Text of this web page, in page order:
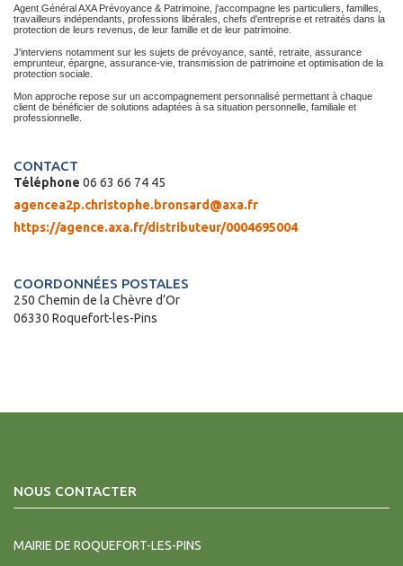
Agent Général AXA Prévoyance & Patrimoine, j'accompagne les particuliers, familles,
travailleurs indépendants, professions libérales, chefs d'entreprise et retraités dans la
protection de leurs revenus, de leur famille et de leur patrimoine.
J'interviens notamment sur les sujets de prévoyance, santé, retraite, assurance
emprunteur, épargne, assurance-vie, transmission de patrimoine et optimisation de la
protection sociale.
Mon approche repose sur un accompagnement personnalisé permettant à chaque
client de bénéficier de solutions adaptées à sa situation personnelle, familiale et
professionnelle.
CONTACT
Téléphone 06 63 66 74 45
agencea2p.christophe.bronsard@axa.fr
https://agence.axa.fr/distributeur/0004695004
COORDONNÉES POSTALES
250 Chemin de la Chèvre d’Or
06330 Roquefort-les-Pins
NOUS CONTACTER
MAIRIE DE ROQUEFORT-LES-PINS